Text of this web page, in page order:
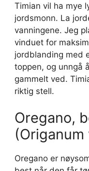
Timian vil ha mye
jordsmonn. La
vanningene. Jeg
vinduet for
jordblanding med
toppen, og unngå
gammelt ved.
riktig stell.
Oregano,
(Origanum
Oregano er